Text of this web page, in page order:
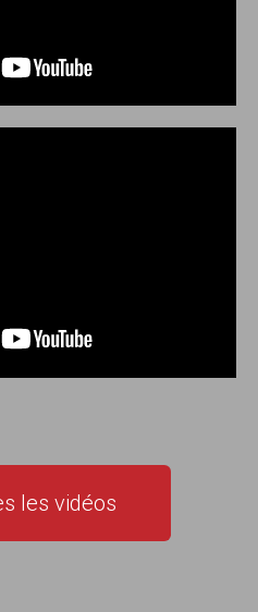
les vidéos